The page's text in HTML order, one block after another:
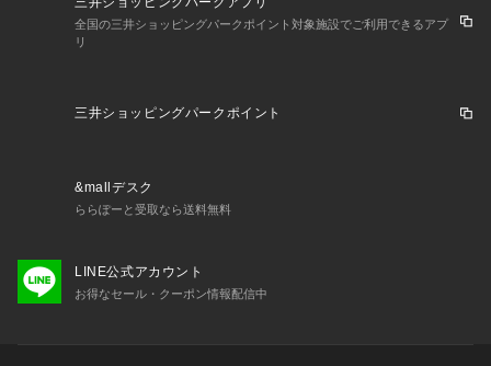
全国の三井ショッピングパークポイント対象施設でご利用できるアプ
リ
三井ショッピングパークポイント
&mallデスク
ららぽーと受取なら送料無料
LINE公式アカウント
お得なセール・クーポン情報配信中